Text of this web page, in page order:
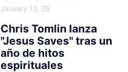
January 12, 26
Chris Tomlin lanza
"Jesus Saves" tras un
año de hitos
espirituales